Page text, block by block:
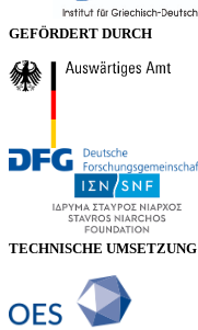
GEFÖRDERT DURCH
TECHNISCHE UMSETZUNG